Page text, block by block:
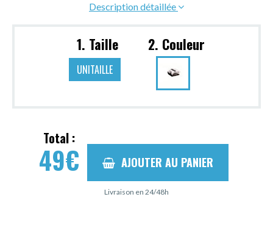
Description détaillée
1. Taille
UNITAILLE
2. Couleur
Total :
49€ AJOUTER AU PANIER
Livraison en 24/48h